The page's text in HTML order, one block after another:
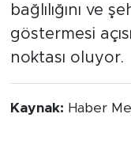
bağlılığını ve
göstermesi
noktası oluyor.
Kaynak: Haber